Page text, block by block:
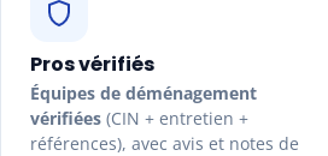
Pros vérifiés
Équipes de déménagement
vérifiées (CIN + entretien +
références), avec avis et notes de